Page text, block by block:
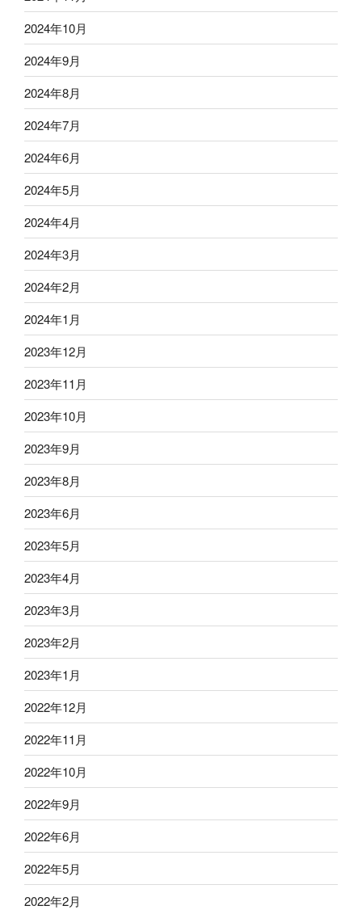
2024年10月
2024年9月
2024年8月
2024年7月
2024年6月
2024年5月
2024年4月
2024年3月
2024年2月
2024年1月
2023年12月
2023年11月
2023年10月
2023年9月
2023年8月
2023年6月
2023年5月
2023年4月
2023年3月
2023年2月
2023年1月
2022年12月
2022年11月
2022年10月
2022年9月
2022年6月
2022年5月
2022年2月